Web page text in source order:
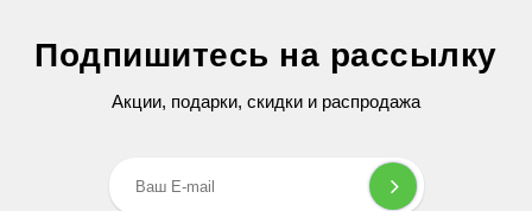
2 599 грн
Подпишитесь на рассылку
Акции, подарки, скидки и распродажа